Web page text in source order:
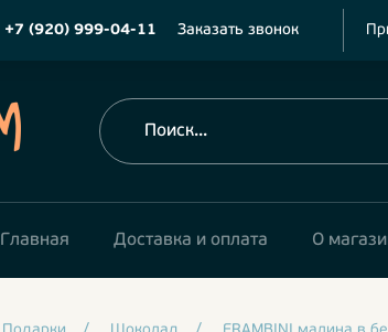
+7 (920) 999-04-11 Заказать звонок
Главная Доставка и оплата О